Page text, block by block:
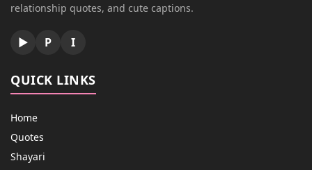
relationship quotes, and cute captions.
▶ P I
QUICK LINKS
Home
Quotes
Shayari